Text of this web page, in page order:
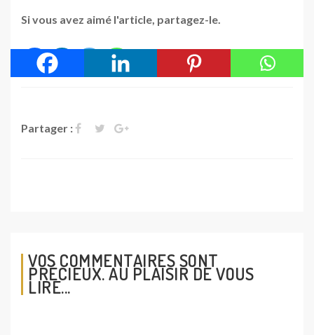
Si vous avez aimé l'article, partagez-le.
Partager :
VOS COMMENTAIRES SONT
PRÉCIEUX. AU PLAISIR DE VOUS
LIRE...